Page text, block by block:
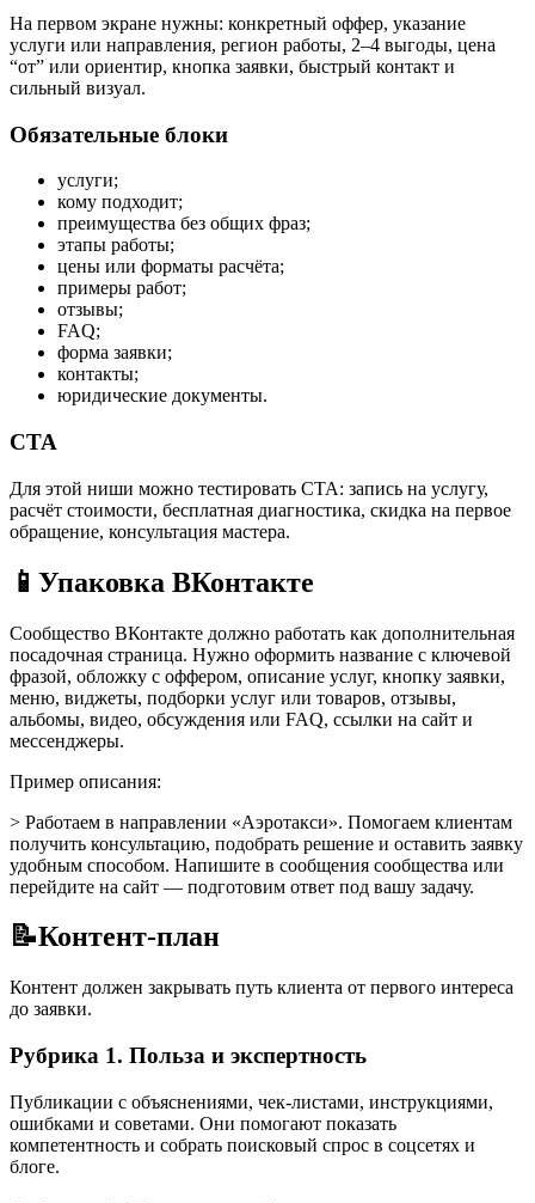
На первом экране нужны: конкретный оффер, указание
услуги или направления, регион работы, 2–4 выгоды, цена
“от” или ориентир, кнопка заявки, быстрый контакт и
сильный визуал.
Обязательные блоки
услуги;
кому подходит;
преимущества без общих фраз;
этапы работы;
цены или форматы расчёта;
примеры работ;
отзывы;
FAQ;
форма заявки;
контакты;
юридические документы.
CTA
Для этой ниши можно тестировать CTA: запись на услугу,
расчёт стоимости, бесплатная диагностика, скидка на первое
обращение, консультация мастера.
📱 Упаковка ВКонтакте
Сообщество ВКонтакте должно работать как дополнительная
посадочная страница. Нужно оформить название с ключевой
фразой, обложку с оффером, описание услуг, кнопку заявки,
меню, виджеты, подборки услуг или товаров, отзывы,
альбомы, видео, обсуждения или FAQ, ссылки на сайт и
мессенджеры.
Пример описания:
> Работаем в направлении «Аэротакси». Помогаем клиентам
получить консультацию, подобрать решение и оставить заявку
удобным способом. Напишите в сообщения сообщества или
перейдите на сайт — подготовим ответ под вашу задачу.
📝Контент-план
Контент должен закрывать путь клиента от первого интереса
до заявки.
Рубрика 1. Польза и экспертность
Публикации с объяснениями, чек-листами, инструкциями,
ошибками и советами. Они помогают показать
компетентность и собрать поисковый спрос в соцсетях и
блоге.